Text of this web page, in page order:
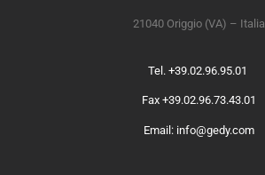
21040 Origgio (VA) – Italia
Tel. +39.02.96.95.01
Fax +39.02.96.73.43.01
Email: info@gedy.com